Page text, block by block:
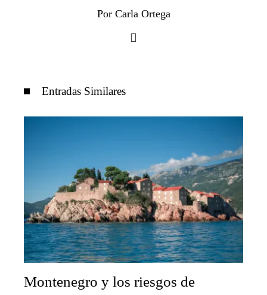
Por Carla Ortega
Entradas Similares
Montenegro y los riesgos de